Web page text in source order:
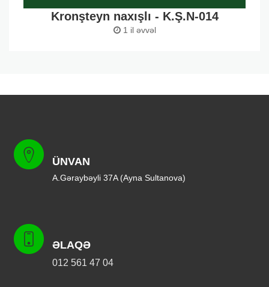
Kronşteyn naxışlı - K.Ş.N-014
1 il əvvəl
ÜNVAN
A.Gəraybəyli 37A (Ayna Sultanova)
ƏLAQƏ
012 561 47 04